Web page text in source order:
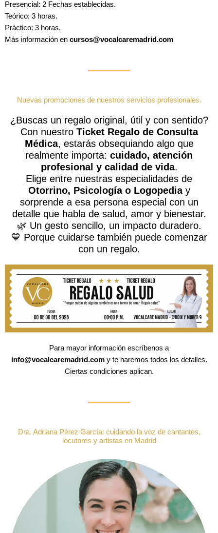
Presencial: 2 Fechas establecidas.
Teórico: 3 horas.
Práctico: 3 horas.
Más información en cursos@vocalcaremadrid.com
Nuevas promociones de nuestros servicios profesionales.
¿Buscas un regalo original, útil y con sentido?
Con nuestro Ticket Regalo de Consulta
Médica, estarás obsequiando algo que
realmente importa: cuidado, atención
profesional y calidad de vida.
Elige entre nuestras especialidades de
Otorrino, Psicología o Logopediay
sorprende a esa persona especial con un
detalle que habla de salud, amor y bienestar.
🌿 Un gesto sencillo, un impacto duradero.
💙 Porque cuidarse también puede comenzar
con un regalo.
Para mayor información escríbenos a
info@vocalcaremadrid.comy te haremos todos los detalles.
Ciertas condiciones aplican.
Dra. Adriana Pérez García: cuidando la voz de cantantes,
locutores y artistas en Madrid